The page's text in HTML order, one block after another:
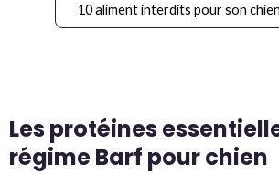
10 aliment interdits pour son chien
Les protéines
régime Barf pour chien